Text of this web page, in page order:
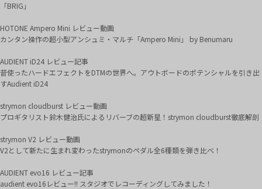
「BRIG」
HOTONE Ampero Mini レビュー動画
カンタン操作の超小型アンシュミ・マルチ「Ampero Mini」 by Benumaru
AUDIENT iD24 レビュー記事
昔使ったハードエフェクトをDTMの世界へ。アウトボードのポテンシャルを引き出
すAudient iD24
strymon cloudburst レビュー動画
プロギタリスト鈴木健治氏によるリバーブの超新星！strymon cloudburst徹底解剖
strymon V2 レビュー動画
V2として新たに生まれ変わったstrymonのペダル全6種類を弾き比べ！
AUDIENT evo16 レビュー記事
audient evo16レビュー!! スタジオでレコーディングしてみました！